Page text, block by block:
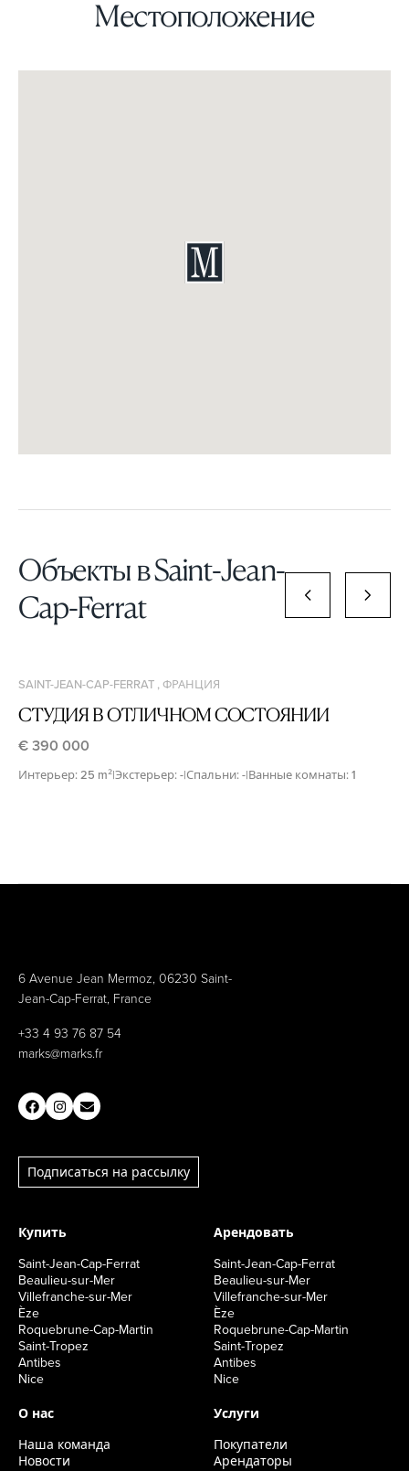
Местоположение
Объекты в Saint-Jean-
Cap-Ferrat
SAINT-JEAN-CAP-FERRAT , ФРАНЦИЯ
СТУДИЯ В ОТЛИЧНОМ СОСТОЯНИИ
€ 390 000
Интерьер: 25 m²|Экстерьер: -|Спальни: -|Ванные комнаты: 1
6 Avenue Jean Mermoz, 06230 Saint-
Jean-Cap-Ferrat, France
+33 4 93 76 87 54
marks@marks.fr
Подписаться на рассылку
Купить
Saint-Jean-Cap-Ferrat
Beaulieu-sur-Mer
Villefranche-sur-Mer
Èze
Roquebrune-Cap-Martin
Saint-Tropez
Antibes
Nice
Арендовать
Saint-Jean-Cap-Ferrat
Beaulieu-sur-Mer
Villefranche-sur-Mer
Èze
Roquebrune-Cap-Martin
Saint-Tropez
Antibes
Nice
О нас
Наша команда
Новости
Услуги
Покупатели
Арендаторы